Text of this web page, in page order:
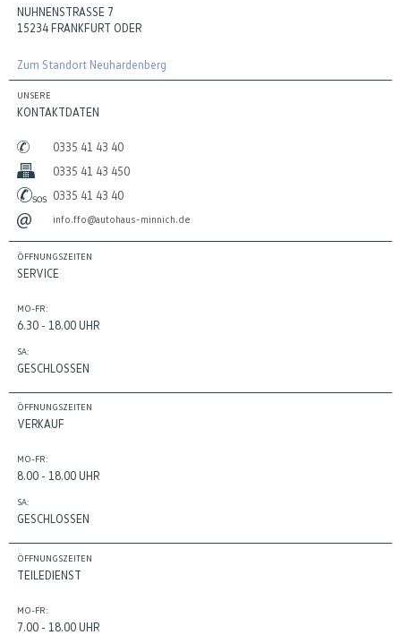
NUHNENSTRASSE 7
15234 FRANKFURT ODER
Zum Standort Neuhardenberg
UNSERE
KONTAKTDATEN
0335 41 43 40
0335 41 43 450
0335 41 43 40
info.ffo@autohaus-minnich.de
ÖFFNUNGSZEITEN
SERVICE
MO-FR:
6.30 - 18.00 UHR
SA:
GESCHLOSSEN
ÖFFNUNGSZEITEN
VERKAUF
MO-FR:
8.00 - 18.00 UHR
SA:
GESCHLOSSEN
ÖFFNUNGSZEITEN
TEILEDIENST
MO-FR:
7.00 - 18.00 UHR